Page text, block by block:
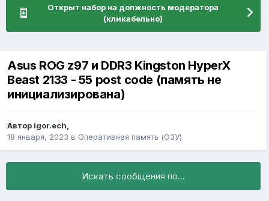
Открыт набор на должность модератора
(кликабельно)
Asus ROG z97 и DDR3 Kingston HyperX
Beast 2133 - 55 post code (память не
инициализирована)
Автор igor.ech,
18 января, 2023 в Оперативная память (ОЗУ)
Искать сообщения по...